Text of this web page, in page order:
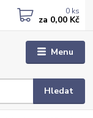
Menu
Hledat
0 ks
za 0,00 Kč